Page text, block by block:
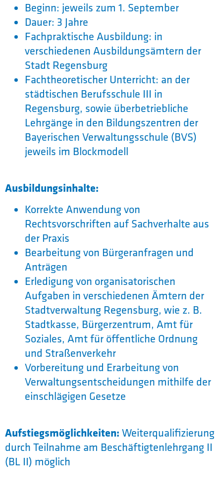
Beginn: jeweils zum 1. September
Dauer: 3 Jahre
Fachpraktische Ausbildung: in
verschiedenen Ausbildungsämtern der
Stadt Regensburg
Fachtheoretischer Unterricht: an der
städtischen Berufsschule III in
Regensburg, sowie überbetriebliche
Lehrgänge in den Bildungszentren der
Bayerischen Verwaltungsschule (BVS)
jeweils im Blockmodell
Ausbildungsinhalte:
Korrekte Anwendung von
Rechtsvorschriften auf Sachverhalte aus
der Praxis
Bearbeitung von Bürgeranfragen und
Anträgen
Erledigung von organisatorischen
Aufgaben in verschiedenen Ämtern der
Stadtverwaltung Regensburg, wie z. B.
Stadtkasse, Bürgerzentrum, Amt für
Soziales, Amt für öffentliche Ordnung
und Straßenverkehr
Vorbereitung und Erarbeitung von
Verwaltungsentscheidungen mithilfe der
einschlägigen Gesetze
Aufstiegsmöglichkeiten: Weiterqualifizierung
durch Teilnahme am Beschäftigtenlehrgang II
(BL II) möglich